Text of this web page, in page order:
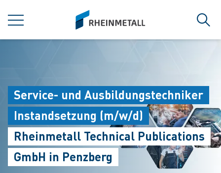
MENÜ
siteLogo
Service- und Ausbildungstechniker
Instandsetzung (m/w/d)
Rheinmetall Technical Publications
GmbH in Penzberg